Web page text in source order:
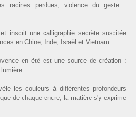
racines perdues, violence du geste :
et inscrit une calligraphie secrète suscitée
en Chine, Inde, Israël et Vietnam.
en été est une source de création :
les couleurs à différentes profondeurs
de chaque encre, la matière s'y exprime